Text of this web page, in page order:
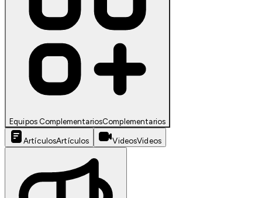
Equipos ComplementariosComplementarios
ArtículosArtículos VideosVideos